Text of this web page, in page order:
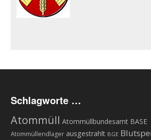
Schlagworte …
Atommüll Atommüllbundesamt BASE
Atommüllendlager ausgestrahlt BGE